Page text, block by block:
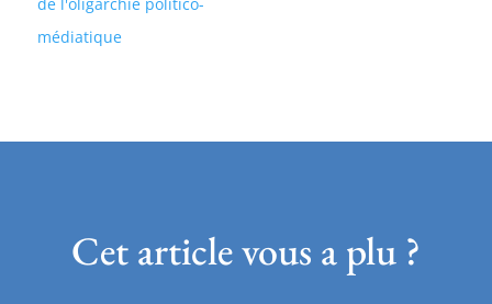
de l'oligarchie politico-
médiatique
Cet article vous a plu ?